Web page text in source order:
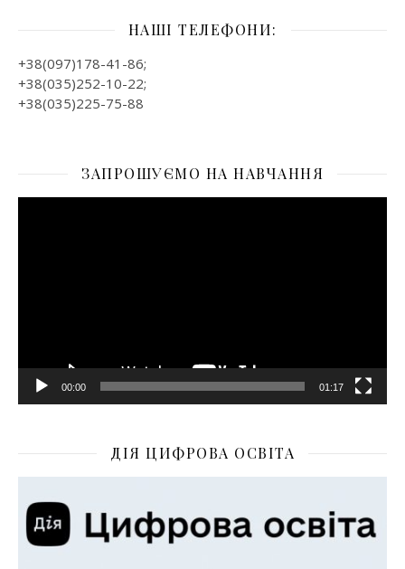
НАШІ ТЕЛЕФОНИ:
+38(097)178-41-86;
+38(035)252-10-22;
+38(035)225-75-88
ЗАПРОШУЄМО НА НАВЧАННЯ
Відеопрогравач
00:00 01:17
ДІЯ ЦИФРОВА ОСВІТА